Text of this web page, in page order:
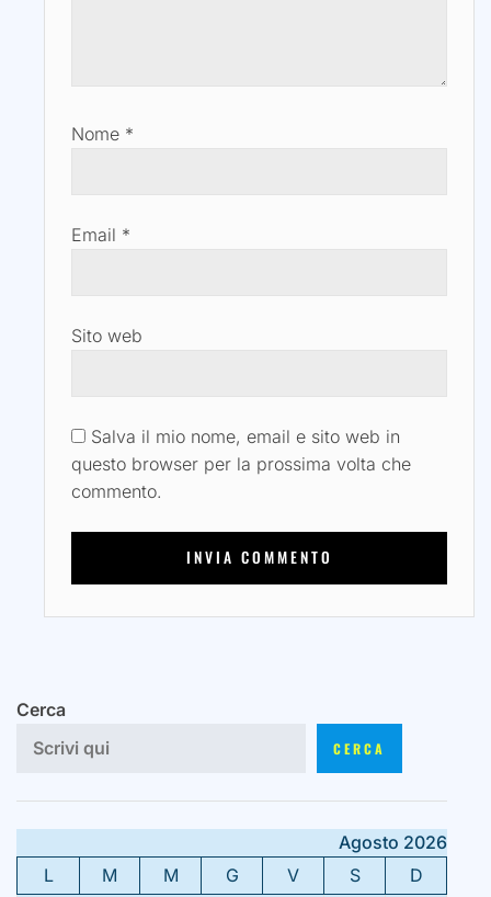
Nome *
Email *
Sito web
Salva il mio nome, email e sito web in
questo browser per la prossima volta che
commento.
Cerca
CERCA
Agosto 2026
L
M M G V S
D